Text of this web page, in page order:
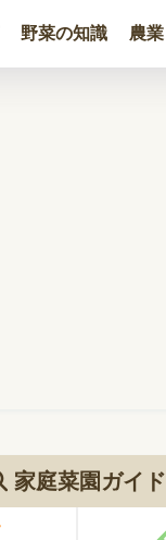
野菜の知識 農業
家庭菜園ガイド